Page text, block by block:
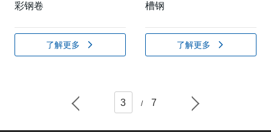
彩钢卷
了解更多
槽钢
了解更多
3 / 7